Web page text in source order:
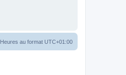
Heures au format UTC+01:00